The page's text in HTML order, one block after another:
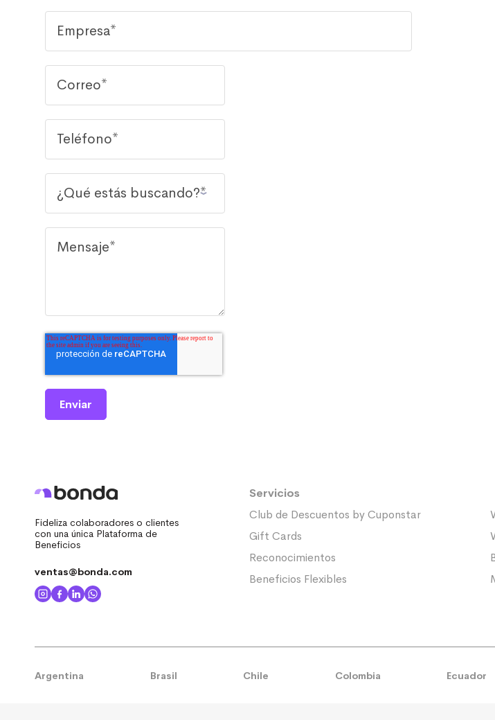
Fideliza colaboradores o clientes
con una única Plataforma de
Beneficios
ventas@bonda.com
Servicios
Club de Descuentos by Cuponstar
Gift Cards
Reconocimientos
Beneficios Flexibles
Argentina Brasil Chile Colombia Ecuador